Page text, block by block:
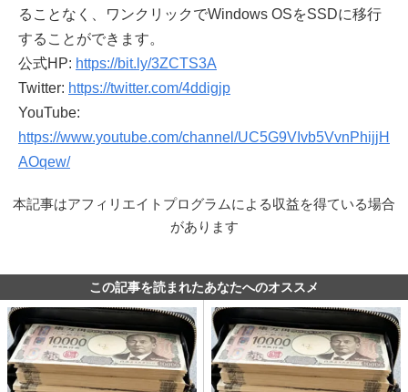
ることなく、ワンクリックでWindows OSをSSDに移行
することができます。
公式HP: https://bit.ly/3ZCTS3A
Twitter: https://twitter.com/4ddigjp
YouTube:
https://www.youtube.com/channel/UC5G9VIvb5VvnPhijjH
AOqew/
本記事はアフィリエイトプログラムによる収益を得ている場合
があります
この記事を読まれたあなたへのオススメ